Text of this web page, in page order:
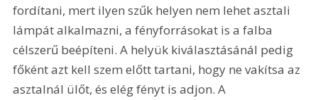
fordítani, mert ilyen szűk helyen nem lehet asztali
lámpát alkalmazni, a fényforrásokat is a falba
célszerű beépíteni. A helyük kiválasztásánál pedig
főként azt kell szem előtt tartani, hogy ne vakítsa az
asztalnál ülőt, és elég fényt is adjon. A